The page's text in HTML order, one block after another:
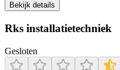
Bekijk details
Rks installatietechniek
Gesloten